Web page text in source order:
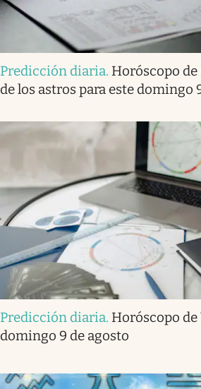
Predicción diaria. Horóscopo
de los astros para este domingo
Predicción diaria. Horóscopo de
domingo 9 de agosto